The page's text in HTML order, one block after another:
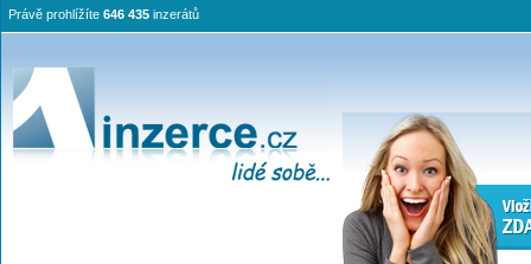
Právě prohlížíte 646 435 inzerátů